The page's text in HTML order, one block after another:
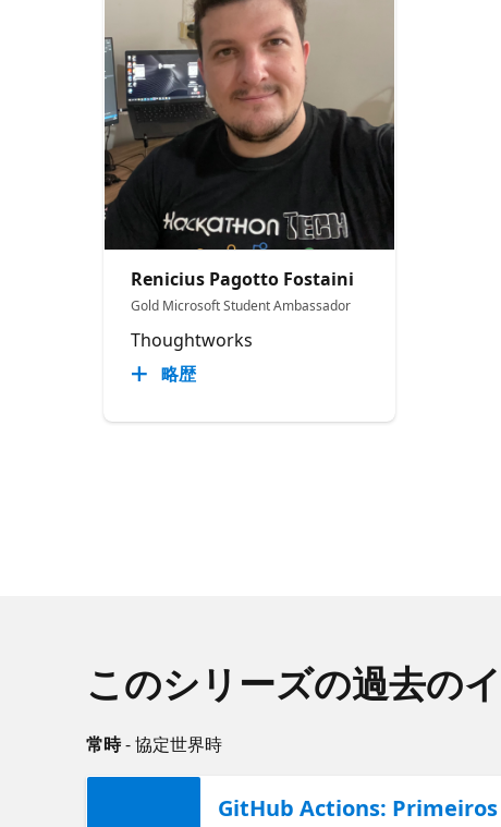
Renicius Pagotto Fostaini
Gold Microsoft Student Ambassador
Thoughtworks
略歴
このシリーズの過去の
常時- 協定世界時
GitHub Actions: Primeiros